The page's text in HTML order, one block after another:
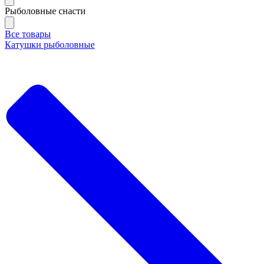
Рыболовные снасти
Все товары
Катушки рыболовные